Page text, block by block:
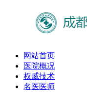
网站首页
医院概况
权威技术
名医医师